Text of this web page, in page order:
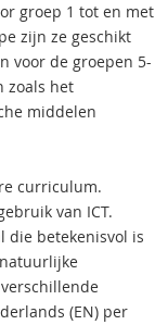
groep 1 tot en met
zijn ze geschikt
voor de groepen 5-
zoals het
middelen
curriculum.
van ICT.
die betekenisvol is
(EN) per